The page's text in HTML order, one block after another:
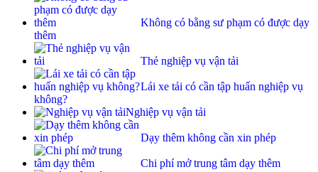
Không có bằng sư phạm có được dạy
thêm
Thẻ nghiệp vụ vận tải
Lái xe tải có cần tập huấn nghiệp vụ
không?
Nghiệp vụ vận tải
Dạy thêm không cần xin phép
Chi phí mở trung tâm dạy thêm